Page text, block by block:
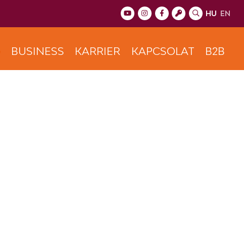
HU EN
BUSINESS KARRIER KAPCSOLAT B2B